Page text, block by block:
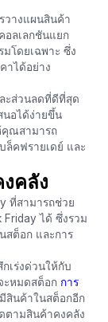
วางแผนสินค้า
อลเลกชันแยก
โดยเฉพาะ ซึ่ง
าได้อย่าง
ะส่วนลดที่ดีที่สุด
อได้ง่ายขึ้น
คุณสามารถ
ล็คฟรายเดย์ และ
คลัง
ที่สามารถช่วย
ได้ ซึ่งรวม
สต็อก และการ
เร่งด่วนให้กับ
ะหมดสต็อก การ
สินค้าในสต็อกอีก
ตามสินค้าคงคลัง